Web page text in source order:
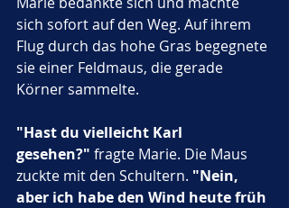
sich sofort auf den Weg. Auf ihrem
Flug durch das hohe Gras begegnete
sie einer Feldmaus, die gerade
Körner sammelte.
"Hast du vielleicht Karl
gesehen?" fragte Marie. Die Maus
zuckte mit den Schultern. "Nein,
aber ich habe den Wind heute früh